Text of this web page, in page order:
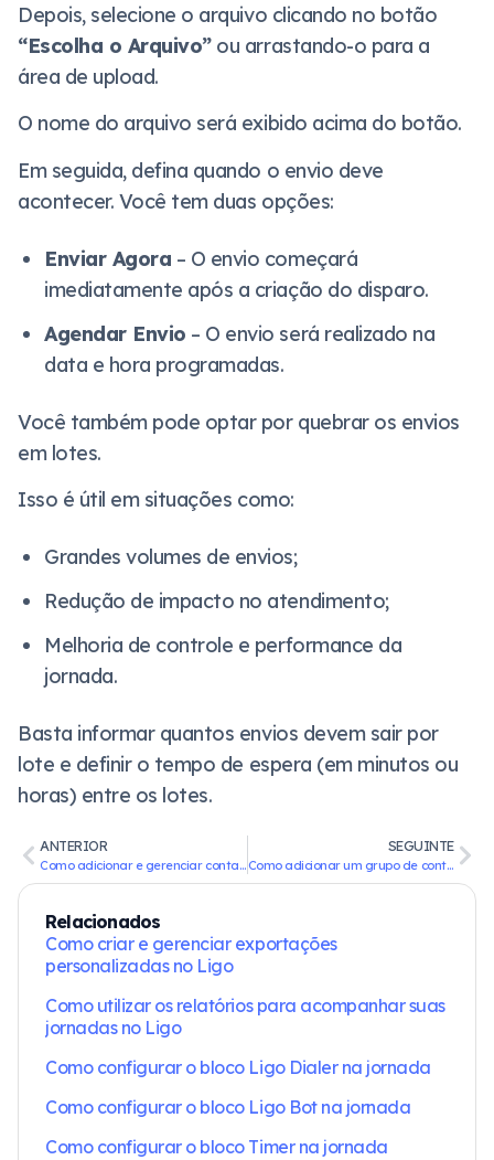
Depois, selecione o arquivo clicando no botão
“Escolha o Arquivo”ou arrastando-o para a
área de upload.
O nome do arquivo será exibido acima do botão.
Em seguida, defina quando o envio deve
acontecer. Você tem duas opções:
Enviar Agora – O envio começará
imediatamente após a criação do disparo.
Agendar Envio – O envio será realizado na
data e hora programadas.
Você também pode optar por quebrar os envios
em lotes.
Isso é útil em situações como:
Grandes volumes de envios;
Redução de impacto no atendimento;
Melhoria de controle e performance da
jornada.
Basta informar quantos envios devem sair por
lote e definir o tempo de espera (em minutos ou
horas) entre os lotes.
ANTERIOR
Como adicionar e gerenciar contatos na jornada
SEGUINTE
Como adicionar um grupo de contatos à jornada
Relacionados
Como criar e gerenciar exportações
personalizadas no Ligo
Como utilizar os relatórios para acompanhar suas
jornadas no Ligo
Como configurar o bloco Ligo Dialer na jornada
Como configurar o bloco Ligo Bot na jornada
Como configurar o bloco Timer na jornada